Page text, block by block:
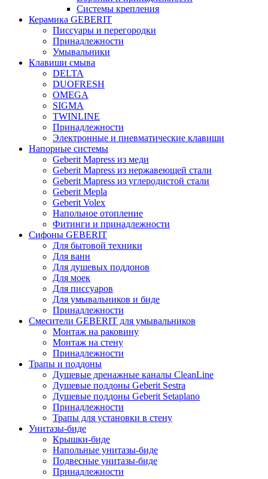
Системы крепления
Керамика GEBERIT
Писсуары и перегородки
Принадлежности
Умывальники
Клавиши смыва
DELTA
DUOFRESH
OMEGA
SIGMA
TWINLINE
Принадлежности
Электронные и пневматические клавиши
Напорные системы
Geberit Mapress из меди
Geberit Mapress из нержавеющей стали
Geberit Mapress из углеродистой стали
Geberit Mepla
Geberit Volex
Напольное отопление
Фитинги и принадлежности
Сифоны GEBERIT
Для бытовой техники
Для ванн
Для душевых поддонов
Для моек
Для писсуаров
Для умывальников и биде
Принадлежности
Смесители GEBERIT для умывальников
Монтаж на раковину
Монтаж на стену
Принадлежности
Трапы и поддоны
Душевые дренажные каналы CleanLine
Душевые поддоны Geberit Sestra
Душевые поддоны Geberit Setaplano
Принадлежности
Трапы для установки в стену
Унитазы-биде
Крышки-биде
Напольные унитазы-биде
Подвесные унитазы-биде
Принадлежности